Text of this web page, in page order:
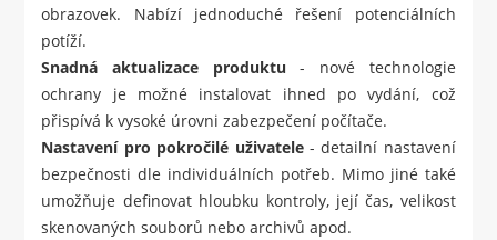
obrazovek. Nabízí jednoduché řešení potenciálních
potíží.
Snadná aktualizace produktu - nové technologie
ochrany je možné instalovat ihned po vydání, což
přispívá k vysoké úrovni zabezpečení počítače.
Nastavení pro pokročilé uživatele- detailní nastavení
bezpečnosti dle individuálních potřeb. Mimo jiné také
umožňuje definovat hloubku kontroly, její čas, velikost
skenovaných souborů nebo archivů apod.